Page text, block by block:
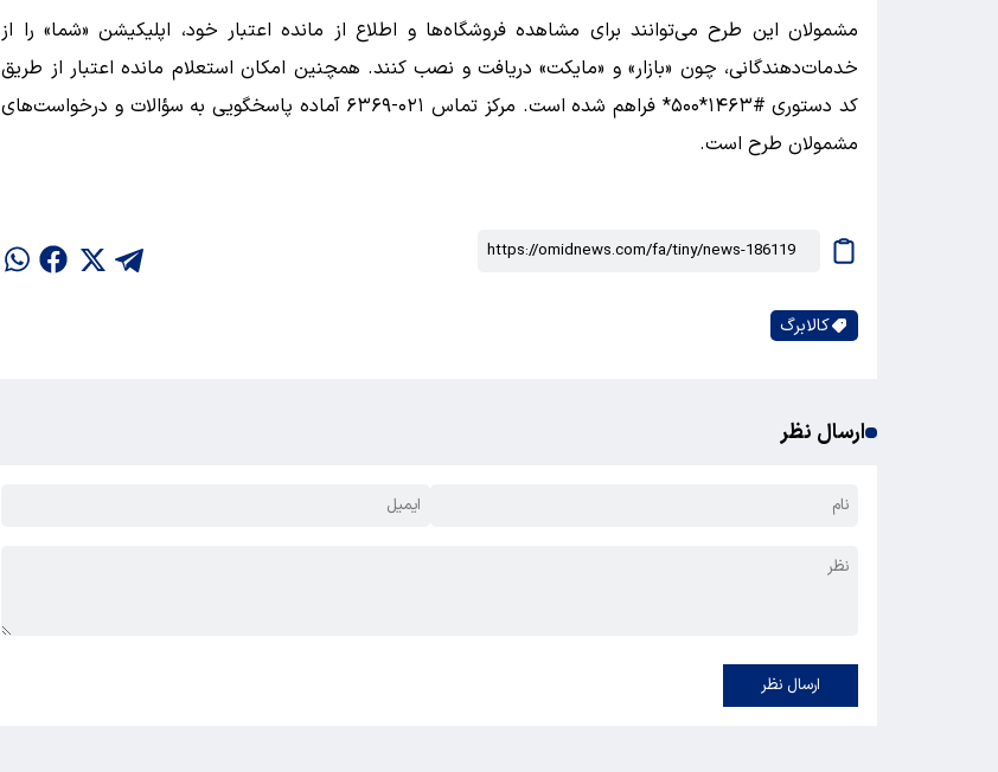
مشمولان این طرح می‌توانند برای مشاهده فروشگاه‌ها و اطلاع از مانده اعتبار خود، اپلیکیشن «شما» را از
خدمات‌دهندگانی، چون «بازار» و «مایکت» دریافت و نصب کنند. همچنین امکان استعلام مانده اعتبار از طریق
کد دستوری #۱۴۶۳*۵۰۰* فراهم شده است. مرکز تماس ۰۲۱-۶۳۶۹ آماده پاسخگویی به سؤالات و درخواست‌های
مشمولان طرح است.
کالابرگ
ارسال نظر
ارسال نظر